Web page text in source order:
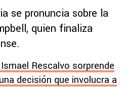
se pronuncia sobre la
quien finaliza
Rescalvo sorprende
decisión que involucra a